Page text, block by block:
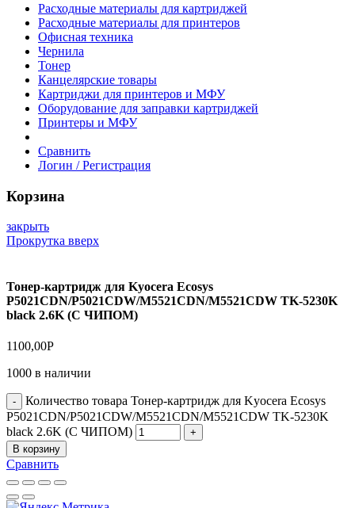
Расходные материалы для картриджей
Расходные материалы для принтеров
Офисная техника
Чернила
Тонер
Канцелярские товары
Картриджи для принтеров и МФУ
Оборудование для заправки картриджей
Принтеры и МФУ
Сравнить
Логин / Регистрация
Корзина
закрыть
Прокрутка вверх
Тонер-картридж для Kyocera Ecosys
P5021CDN/P5021CDW/M5521CDN/M5521CDW TK-5230K
black 2.6K (С ЧИПОМ)
1100,00Р
1000 в наличии
Количество товара Тонер-картридж для Kyocera Ecosys
P5021CDN/P5021CDW/M5521CDN/M5521CDW TK-5230K
black 2.6K (С ЧИПОМ)
В корзину
Сравнить